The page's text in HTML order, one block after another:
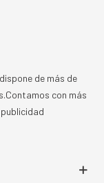
de más de
con más